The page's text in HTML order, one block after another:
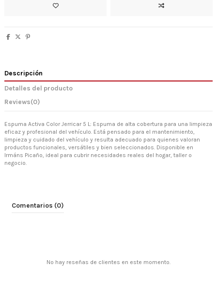
Descripción
Detalles del producto
Reviews(0)
Espuma Activa Color Jerricar 5 L: Espuma de alta cobertura para una limpieza
eficaz y profesional del vehículo. Está pensado para el mantenimiento,
limpieza y cuidado del vehículo y resulta adecuado para quienes valoran
productos funcionales, versátiles y bien seleccionados. Disponible en
Irmáns Picaño, ideal para cubrir necesidades reales del hogar, taller o
negocio.
Comentarios (0)
No hay reseñas de clientes en este momento.